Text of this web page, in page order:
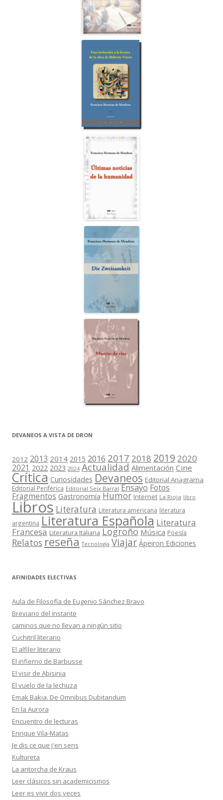
DEVANEOS A VISTA DE DRON
2012 2013 2014 2015 2016 2017 2018 2019 2020
2021 2022 2023 2024 Actualidad Alimentación Cine
Crítica Curiosidades Devaneos Editorial Anagrama
Editorial Periférica Editorial Seix Barral Ensayo Fotos
Fragmentos Gastronomía Humor Internet La Rioja libro
Libros Literatura Literatura americana literatura
argentina Literatura Española Literatura
Francesa Literatura Italiana Logroño Música Poesía
Relatos reseña Tecnología Viajar Ápeiron Ediciones
AFINIDADES ELECTIVAS
Aula de Filosofía de Eugenio Sánchez Bravo
Breviario del instante
caminos que no llevan a ningún sitio
Cuchitril literario
El alfiler literario
El infierno de Barbusse
El visir de Abisinia
El vuelo de la lechuza
Emak Bakia. De Omnibus Dubitandum
En la Aurora
Encuentro de lecturas
Enrique Vila-Matas
Je dis ce que j'en sens
Kultureta
La antorcha de Kraus
Leer clásicos sin academicismos
Leer es vivir dos veces